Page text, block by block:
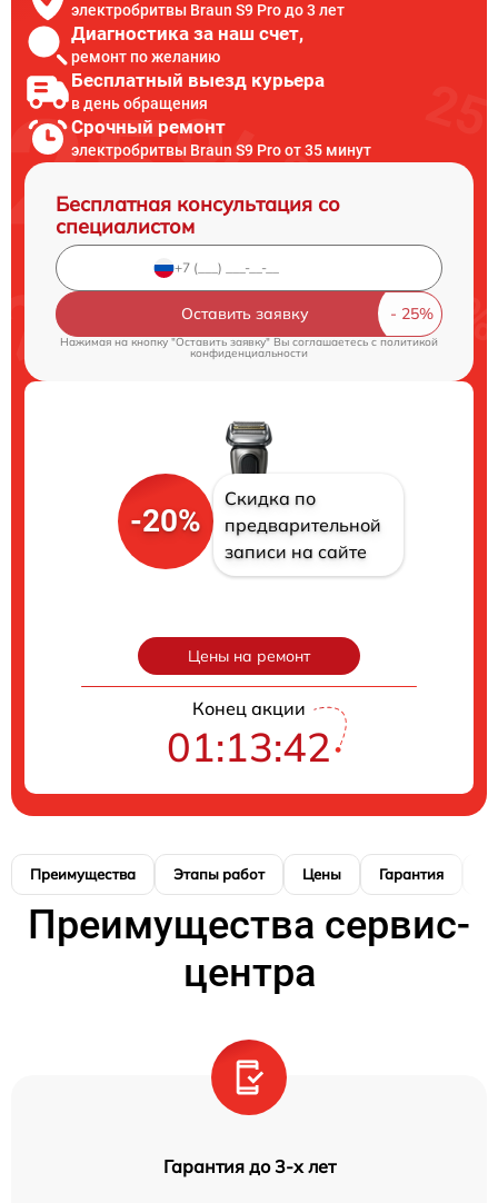
электробритвы Braun S9 Pro до 3 лет
Диагностика за наш счет,
ремонт по желанию
Бесплатный выезд курьера
в день обращения
Срочный ремонт
электробритвы Braun S9 Pro от 35 минут
Бесплатная консультация со
специалистом
Оставить заявку
Нажимая на кнопку "Оставить заявку" Вы соглашаетесь cполитикой
конфиденциальности
-20%
Скидка по
предварительной
записи на сайте
Цены на ремонт
Конец акции
01:13:41
Преимущества Этапы работ Цены Гарантия
Преимущества сервис-
центра
Гарантия до 3-х лет